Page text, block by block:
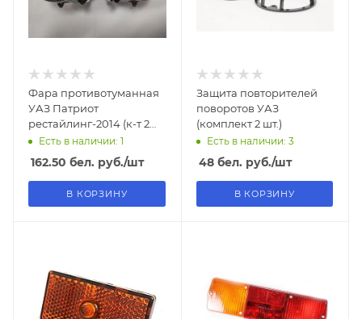
Фара противотуманная
УАЗ Патриот
рестайлинг-2014 (к-т 2
шт.)Есть в наличии: 1
162.50 бел. руб./шт
В КОРЗИНУ
Защита повторителей
поворотов УАЗ
(комплект 2 шт.)
Есть в наличии: 3
48бел. руб./шт
В КОРЗИНУ